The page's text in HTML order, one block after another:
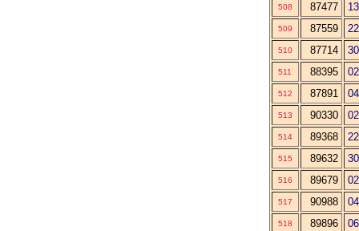
508 87477
509 87559
510 87714
511 88395
512 87891
513 90330
514 89368
515 89632
516 89679
517 90988
518 89896